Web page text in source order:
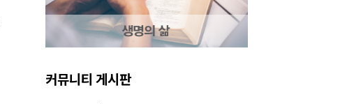
커뮤니티 게시판